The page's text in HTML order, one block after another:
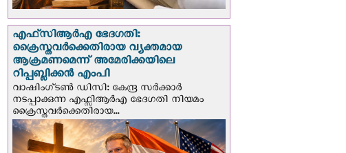
എഫ്‌സി‌ആര്‍‌എ ഭേദഗതി:
ക്രൈസ്തവർക്കെതിരായ വ്യക്തമായ
ആക്രമണമെന്ന് അമേരിക്കയിലെ
റിപ്പബ്ലിക്കൻ എംപി
വാഷിംഗ്ടണ്‍ ഡി‌സി: കേന്ദ്ര സർക്കാർ
നടപ്പാക്കുന്ന എഫ്സിആർഎ ഭേദഗതി നിയമം
ക്രൈസ്തവർക്കെതിരായ...